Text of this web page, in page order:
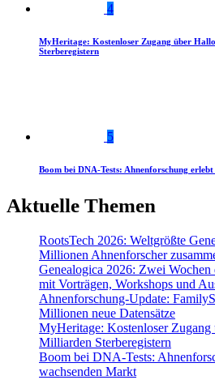
4
MyHeritage: Kostenloser Zugang über
Sterberegistern
5
Boom bei DNA-Tests: Ahnenforschung
Aktuelle Themen
RootsTech 2026: Weltgrößte
Millionen Ahnenforscher
Genealogica 2026: Zwei
mit Vorträgen, Workshops und
Ahnenforschung-Update:
Millionen neue Datensätze
MyHeritage: Kostenloser
Milliarden Sterberegistern
Boom bei DNA-Tests:
wachsenden Markt